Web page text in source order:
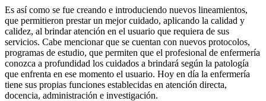
Es así como se fue creando e introduciendo nuevos lineamientos,
que permitieron prestar un mejor cuidado, aplicando la calidad y
calidez, al brindar atención en el usuario que requiera de sus
servicios. Cabe mencionar que se cuentan con nuevos protocolos,
programas de estudio, que permiten que el profesional de enfermería
conozca a profundidad los cuidados a brindará según la patología
que enfrenta en ese momento el usuario. Hoy en día la enfermería
tiene sus propias funciones establecidas en atención directa,
docencia, administración e investigación.